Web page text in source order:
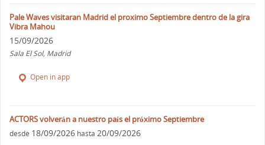
Pale Waves visitaran Madrid el proximo Septiembre dentro de la gira
Vibra Mahou
15/09/2026
Sala El Sol, Madrid
Open in app
ACTORS volverán a nuestro país el próximo Septiembre
desde 18/09/2026 hasta 20/09/2026